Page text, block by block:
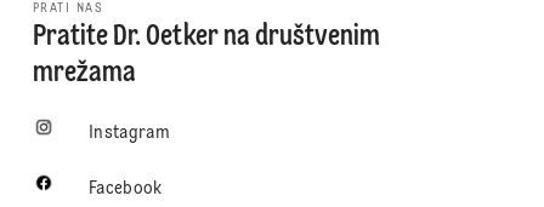
PRATI NAS
Pratite Dr. Oetker na društvenim
mrežama
Instagram
Facebook